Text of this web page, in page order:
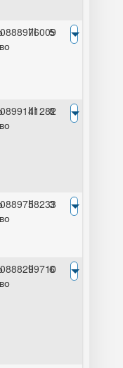
0888976009
III 5
0899141282
III 8
0889758233
II 3
0888299710
II 6